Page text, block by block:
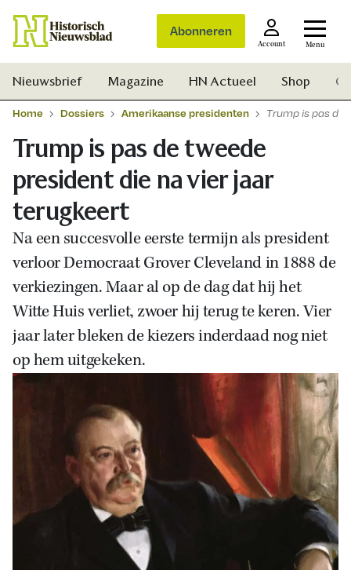
Abonneren
Account Menu
Zoek
Nieuwsbrief Magazine HN Actueel Shop
Home Dossiers Amerikaanse presidenten Trump is pas de
Trump is pas de tweede
president die na vier jaar
terugkeert
Na een succesvolle eerste termijn als president
verloor Democraat Grover Cleveland in 1888 de
verkiezingen. Maar al op de dag dat hij het
Witte Huis verliet, zwoer hij terug te keren. Vier
jaar later bleken de kiezers inderdaad nog niet
op hem uitgekeken.